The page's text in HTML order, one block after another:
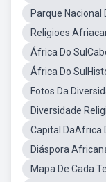
Parque Nacional
Religioes
África Do
África Do
Fotos Da
Diversidade
Capital DaAfrica
Diáspora
Mapa De Cada